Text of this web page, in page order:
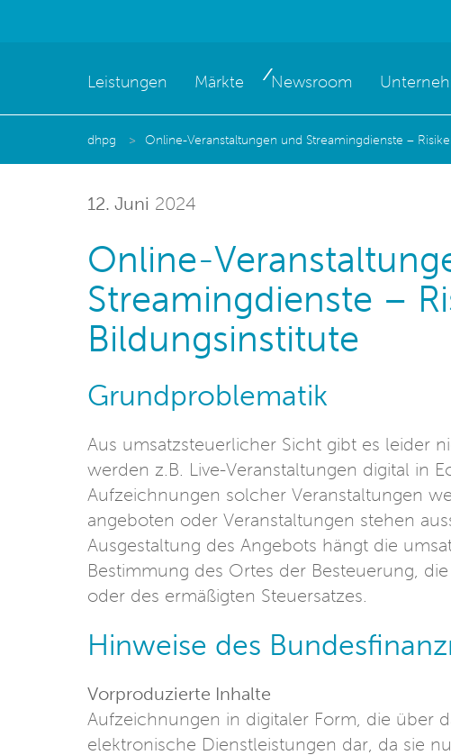
Leistungen Märkte Newsroom
dhpg Online-Veranstaltungen und Streamingdienste –
12. Juni 2024
Online-
Streamingdienste –
Bildungsinstitute
Grundproblematik
Aus umsatzsteuerlicher Sicht gibt es leider
werden z.B. Live-Veranstaltungen digital in
Aufzeichnungen solcher Veranstaltungen
angeboten oder Veranstaltungen stehen
Ausgestaltung des Angebots hängt die
Bestimmung des Ortes der Besteuerung,
oder des ermäßigten Steuersatzes.
Hinweise des
Vorproduzierte Inhalte
Aufzeichnungen in digitaler Form, die über
elektronische Dienstleistungen dar, da sie